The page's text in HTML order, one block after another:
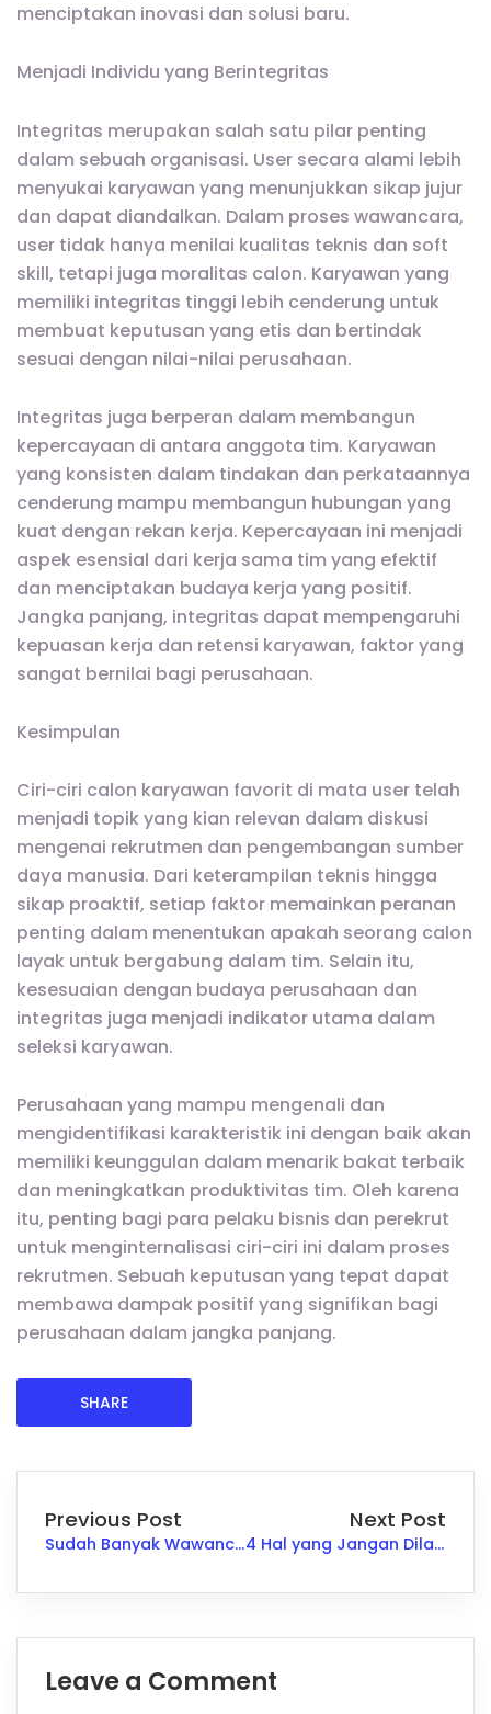
menciptakan inovasi dan solusi baru.
Menjadi Individu yang Berintegritas
Integritas merupakan salah satu pilar penting
dalam sebuah organisasi. User secara alami lebih
menyukai karyawan yang menunjukkan sikap jujur
dan dapat diandalkan. Dalam proses wawancara,
user tidak hanya menilai kualitas teknis dan soft
skill, tetapi juga moralitas calon. Karyawan yang
memiliki integritas tinggi lebih cenderung untuk
membuat keputusan yang etis dan bertindak
sesuai dengan nilai-nilai perusahaan.
Integritas juga berperan dalam membangun
kepercayaan di antara anggota tim. Karyawan
yang konsisten dalam tindakan dan perkataannya
cenderung mampu membangun hubungan yang
kuat dengan rekan kerja. Kepercayaan ini menjadi
aspek esensial dari kerja sama tim yang efektif
dan menciptakan budaya kerja yang positif.
Jangka panjang, integritas dapat mempengaruhi
kepuasan kerja dan retensi karyawan, faktor yang
sangat bernilai bagi perusahaan.
Kesimpulan
Ciri-ciri calon karyawan favorit di mata user telah
menjadi topik yang kian relevan dalam diskusi
mengenai rekrutmen dan pengembangan sumber
daya manusia. Dari keterampilan teknis hingga
sikap proaktif, setiap faktor memainkan peranan
penting dalam menentukan apakah seorang calon
layak untuk bergabung dalam tim. Selain itu,
kesesuaian dengan budaya perusahaan dan
integritas juga menjadi indikator utama dalam
seleksi karyawan.
Perusahaan yang mampu mengenali dan
mengidentifikasi karakteristik ini dengan baik akan
memiliki keunggulan dalam menarik bakat terbaik
dan meningkatkan produktivitas tim. Oleh karena
itu, penting bagi para pelaku bisnis dan perekrut
untuk menginternalisasi ciri-ciri ini dalam proses
rekrutmen. Sebuah keputusan yang tepat dapat
membawa dampak positif yang signifikan bagi
perusahaan dalam jangka panjang.
SHARE
Previous Post
Sudah Banyak Wawancara tapi Belum Diterima Cari Tahu Salahnya di Sini
Next Post
4 Hal yang Jangan Dilakukan Saat Meeting Lunch dengan Klien atau Atasan
Leave a Comment